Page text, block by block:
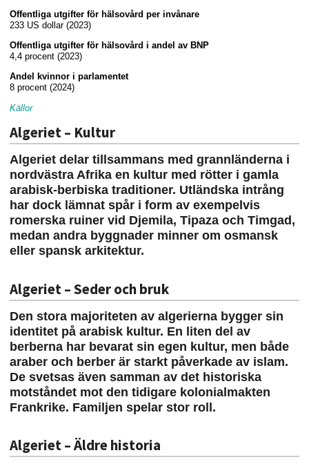
Offentliga utgifter för hälsovård per invånare
233 US dollar (2023)
Offentliga utgifter för hälsovård i andel av BNP
4,4 procent (2023)
Andel kvinnor i parlamentet
8 procent (2024)
Källor
Algeriet – Kultur
Algeriet delar tillsammans med grannländerna i
nordvästra Afrika en kultur med rötter i gamla
arabisk-berbiska traditioner. Utländska intrång
har dock lämnat spår i form av exempelvis
romerska ruiner vid Djemila, Tipaza och Timgad,
medan andra byggnader minner om osmansk
eller spansk arkitektur.
Algeriet – Seder och bruk
Den stora majoriteten av algerierna bygger sin
identitet på arabisk kultur. En liten del av
berberna har bevarat sin egen kultur, men både
araber och berber är starkt påverkade av islam.
De svetsas även samman av det historiska
motståndet mot den tidigare kolonialmakten
Frankrike. Familjen spelar stor roll.
Algeriet – Äldre historia